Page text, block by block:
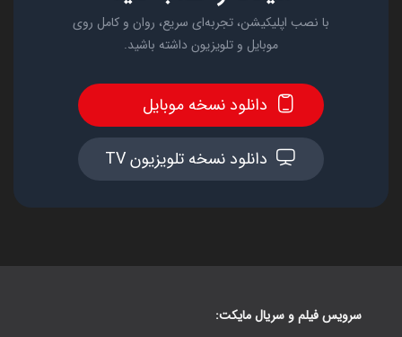
با نصب اپلیکیشن، تجربه‌ای سریع، روان و کامل روی
موبایل و تلویزیون داشته باشید.
دانلود نسخه موبایل
دانلود نسخه تلویزیون TV
سرویس فیلم و سریال مایکت: